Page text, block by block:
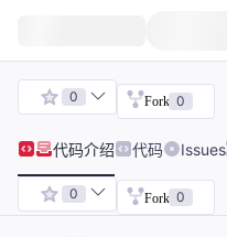
0 Fork 0
代码介绍 代码 Issues
0 Fork 0